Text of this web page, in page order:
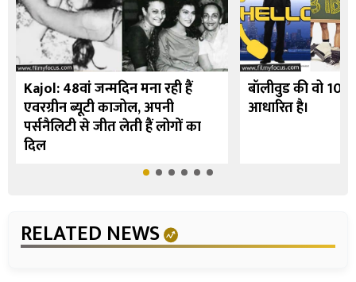
Kajol: 48वां जन्मदिन मना रही हैं
एवरग्रीन ब्यूटी काजोल, अपनी
पर्सनैलिटी से जीत लेती हैं लोगों का
दिल
बॉलीवुड की वो 10
आधारित है।
RELATED NEWS